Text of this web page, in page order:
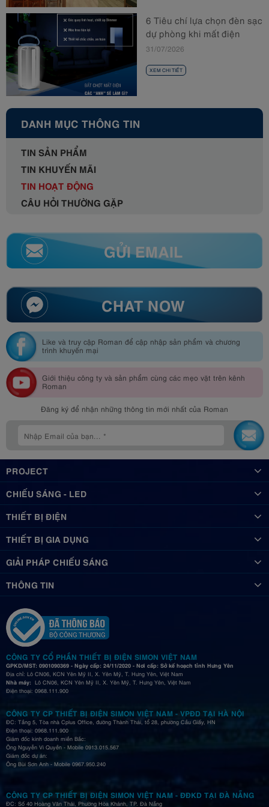
6 Tiêu chí lựa chọn đèn sạc
dự phòng khi mất điện
31/07/2026
XEM CHI TIẾT
DANH MỤC THÔNG TIN
TIN SẢN PHẨM
TIN KHUYẾN MÃI
TIN HOẠT ĐỘNG
CÂU HỎI THƯỜNG GẶP
GỬI EMAIL
CHAT NOW
Like và truy cập Roman để cập nhập sản phẩm và chương
trình khuyến mại
Giới thiệu công ty và sản phẩm cùng các mẹo vặt trên kênh
Roman
Đăng ký để nhận những thông tin mới nhất của Roman
PROJECT
CHIẾU SÁNG - LED
THIẾT BỊ ĐIỆN
THIẾT BỊ GIA DỤNG
GIẢI PHÁP CHIẾU SÁNG
THÔNG TIN
CÔNG TY CỔ PHẦN THIẾT BỊ ĐIỆN SIMON VIỆT NAM
GPKD/MST: 0901090369 - Ngày cấp: 24/11/2020 - Nơi cấp: Sở kế hoạch tỉnh Hưng Yên
Địa chỉ: Lô CN06, KCN Yên Mỹ II, X. Yên Mỹ, T. Hưng Yên, Việt Nam
Nhà máy: Lô CN06, KCN Yên Mỹ II, X. Yên Mỹ, T. Hưng Yên, Việt Nam
Điện thoại: 0968.111.900
CÔNG TY CP THIẾT BỊ ĐIỆN SIMON VIỆT NAM - VPĐD TẠI HÀ NỘI
ĐC: Tầng 5, Tòa nhà Cplus Office, đường Thành Thái, tổ 28, phường Cầu Giấy, HN
Điện thoại: 0968.111.900
Giám đốc kinh doanh miền Bắc:
Ông Nguyễn Vi Quyền - Mobile 0913.015.567
Giám đốc dự án:
Ông Bùi Sơn Anh - Mobile 0967.950.240
CÔNG TY CP THIẾT BỊ ĐIỆN SIMON VIỆT NAM - ĐĐKD TẠI ĐÀ NẴNG
ĐC: Số 40 Hoàng Văn Thái, Phường Hòa Khánh, TP. Đà Nẵng